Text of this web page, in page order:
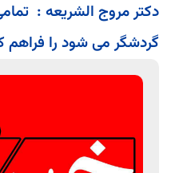
دکتر مروج الشریعه :
گردشگر می شود را فراهم